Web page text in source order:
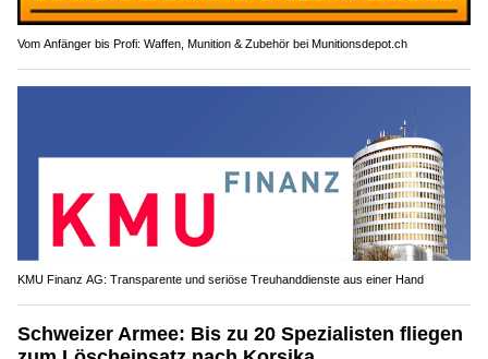
Vom Anfänger bis Profi: Waffen, Munition & Zubehör bei Munitionsdepot.ch
KMU Finanz AG: Transparente und seriöse Treuhanddienste aus einer Hand
Schweizer Armee: Bis zu 20 Spezialisten fliegen